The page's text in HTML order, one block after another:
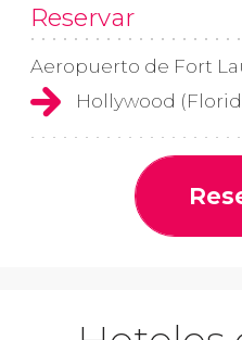
Reservar
Aeropuerto de Fort
Hollywood